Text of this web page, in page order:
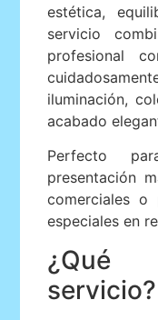
estética,
servicio
profesional
iluminación,
acabado
Perfecto
presentación
comerciales o
especiales en
¿Qué
servicio?